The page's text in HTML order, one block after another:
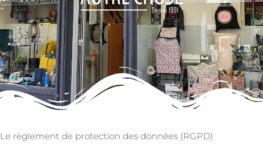
Le règlement de protection des données (RGPD)